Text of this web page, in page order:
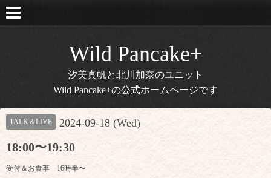
Wild Pancake+
汐美真帆と北川加奈のユニット
Wild Pancake+の公式ホームページです
TALK＆LIVE 2024-09-18 (Wed)
18:00〜19:30
受付＆お食事 16時半〜